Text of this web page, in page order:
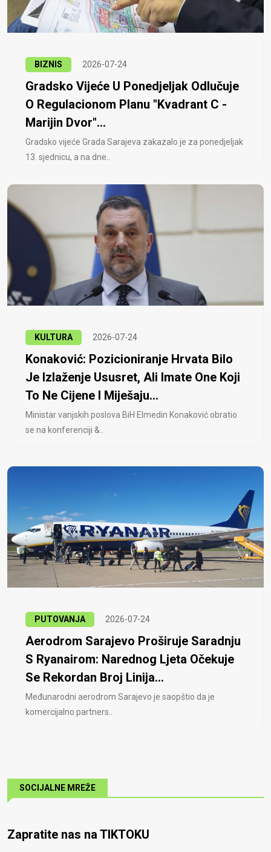
BIZNIS 2026-07-24
Gradsko Vijeće U Ponedjeljak Odlučuje
O Regulacionom Planu "Kvadrant C -
Marijin Dvor"...
Gradsko vijeće Grada Sarajeva zakazalo je za ponedjeljak
13. sjednicu, a na dne..
KULTURA 2026-07-24
Konaković: Pozicioniranje Hrvata Bilo
Je Izlaženje Ususret, Ali Imate One Koji
To Ne Cijene I Miješaju...
Ministar vanjskih poslova BiH Elmedin Konaković obratio
se na konferenciji &..
PUTOVANJA 2026-07-24
Aerodrom Sarajevo Proširuje Saradnju
S Ryanairom: Narednog Ljeta Očekuje
Se Rekordan Broj Linija...
Međunarodni aerodrom Sarajevo je saopštio da je
komercijalno partners..
SOCIJALNE MREŽE
Zapratite nas na TIKTOKU